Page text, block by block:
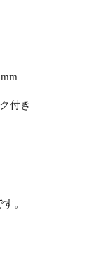
付き
。